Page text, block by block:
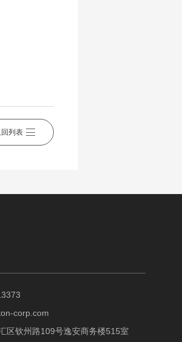
列表
corp.com
区钦州路109号逸安商务楼515室